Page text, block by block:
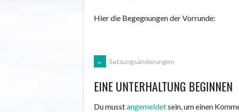
Hier die Begegnungen der Vorrunde:
ARTIKEL-
NAVIGATION
← Satzungsänderungen
EINE UNTERHALTUNG BEGINNEN
Du musstangemeldetsein, um einen